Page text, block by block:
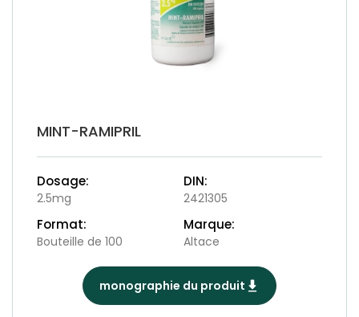
MINT-RAMIPRIL
Dosage:
2.5mg
DIN:
2421305
Format:
Bouteille de 100
Marque:
Altace
monographie du produit